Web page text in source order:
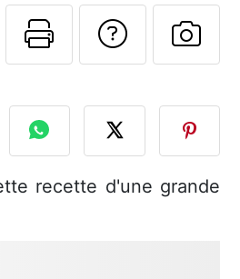
Envoyer cette
ImprimerPoser
recette d'une grande